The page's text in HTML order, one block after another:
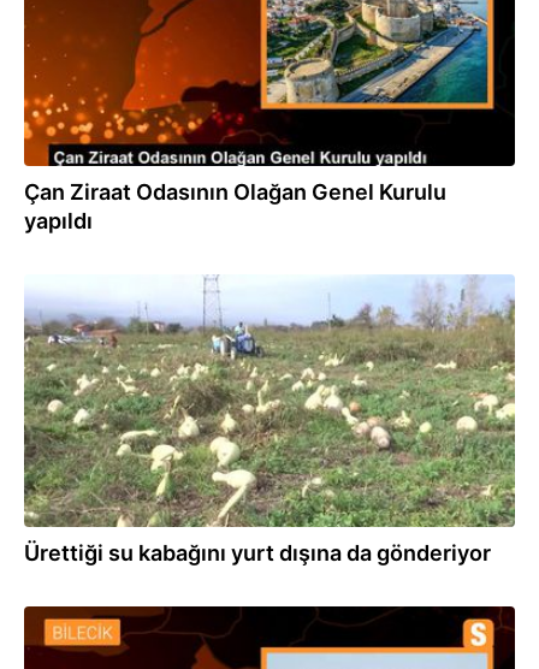
Çan Ziraat Odasının Olağan Genel Kurulu
yapıldı
26.11.2022
Ürettiği su kabağını yurt dışına da gönderiyor
10.10.2022